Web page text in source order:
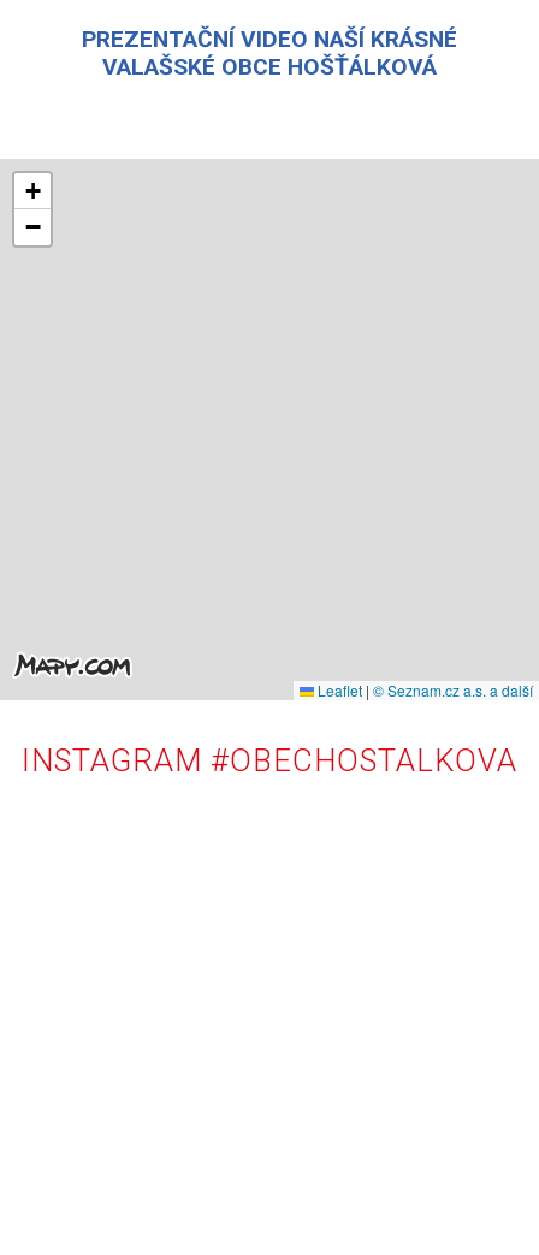
PREZENTAČNÍ VIDEO NAŠÍ KRÁSNÉ
VALAŠSKÉ OBCE HOŠŤÁLKOVÁ
+
−
Leaflet | © Seznam.cz a.s. a další
INSTAGRAM #OBECHOSTALKOVA